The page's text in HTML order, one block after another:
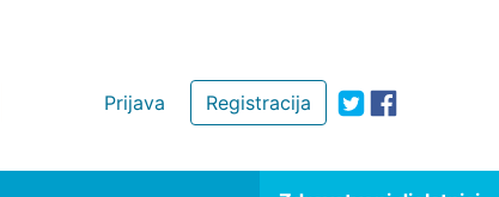
Registracija
Prijava